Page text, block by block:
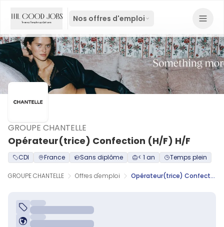
Nos offres d'emploi
Opérateur(trice) Confection (H/F) H/F
GROUPE CHANTELLE
CDI France Sans diplôme < 1 an Temps plein
GROUPE CHANTELLE Offres d'emploi Opérateur(trice) Confection (H/F) H/F